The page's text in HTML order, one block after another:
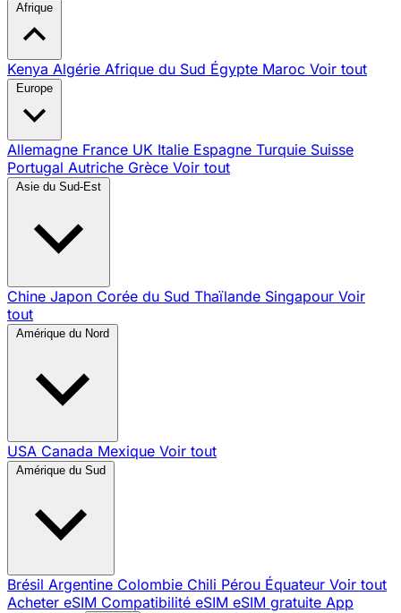
Afrique
Kenya Algérie Afrique du Sud Égypte Maroc Voir tout
Europe
Allemagne France UK Italie Espagne Turquie Suisse
Portugal Autriche Grèce Voir tout
Asie du Sud-Est
Chine Japon Corée du Sud Thaïlande Singapour Voir
tout
Amérique du Nord
USA Canada Mexique Voir tout
Amérique du Sud
Brésil Argentine Colombie Chili Pérou Équateur Voir tout
Acheter eSIM Compatibilité eSIM eSIM gratuite App